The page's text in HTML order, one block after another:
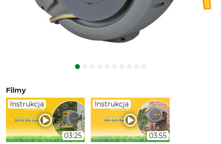
Filmy
Instrukcja
03:25
Instrukcja
03:55